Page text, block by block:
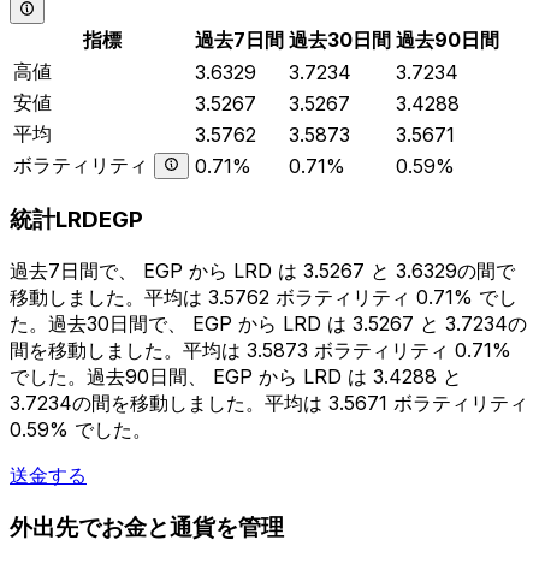
指標 過去7日間 過去30日間 過去90日間
高値
3.6329 3.7234
3.7234
安値
3.5267 3.5267
3.4288
平均
3.5762 3.5873
3.5671
ボラティリティ
0.71% 0.71% 0.59%
統計LRDEGP
過去7日間で、 EGP から LRD は 3.5267 と 3.6329の間で
移動しました。平均は 3.5762 ボラティリティ 0.71% でし
た。過去30日間で、 EGP から LRD は 3.5267 と 3.7234の
間を移動しました。平均は 3.5873 ボラティリティ 0.71%
でした。過去90日間、 EGP から LRD は 3.4288 と
3.7234の間を移動しました。平均は 3.5671 ボラティリティ
0.59% でした。
送金する
外出先でお金と通貨を管理